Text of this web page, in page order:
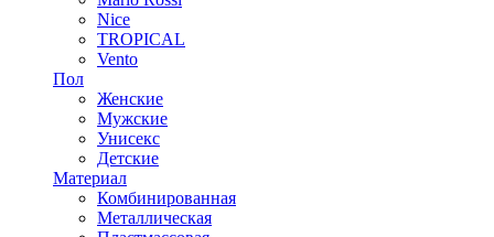
Nice
TROPICAL
Vento
Пол
Женские
Мужские
Унисекс
Детские
Материал
Комбинированная
Металлическая